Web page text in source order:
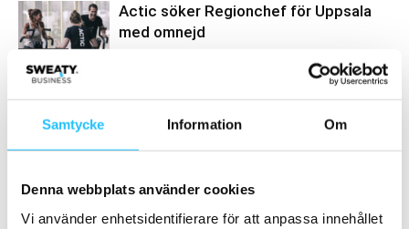
Samtycke Information Om
Denna webbplats använder cookies
Vi använder enhetsidentifierare för att anpassa innehållet
Actic söker Regionchef för Uppsala
med omnejd
Actic förvärvar EGO i Sundsvall – tar
över åtta anläggningar